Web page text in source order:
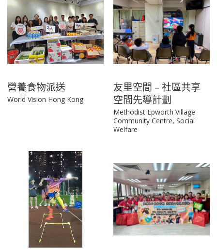
營養食物派送
World Vision Hong Kong
友里空間 – 社區共享
空間先導計劃
Methodist Epworth Village
Community Centre, Social
Welfare